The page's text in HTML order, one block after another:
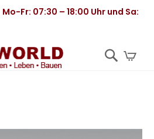
Mo-Fr: 07:30 – 18:00 Uhr und Sa: